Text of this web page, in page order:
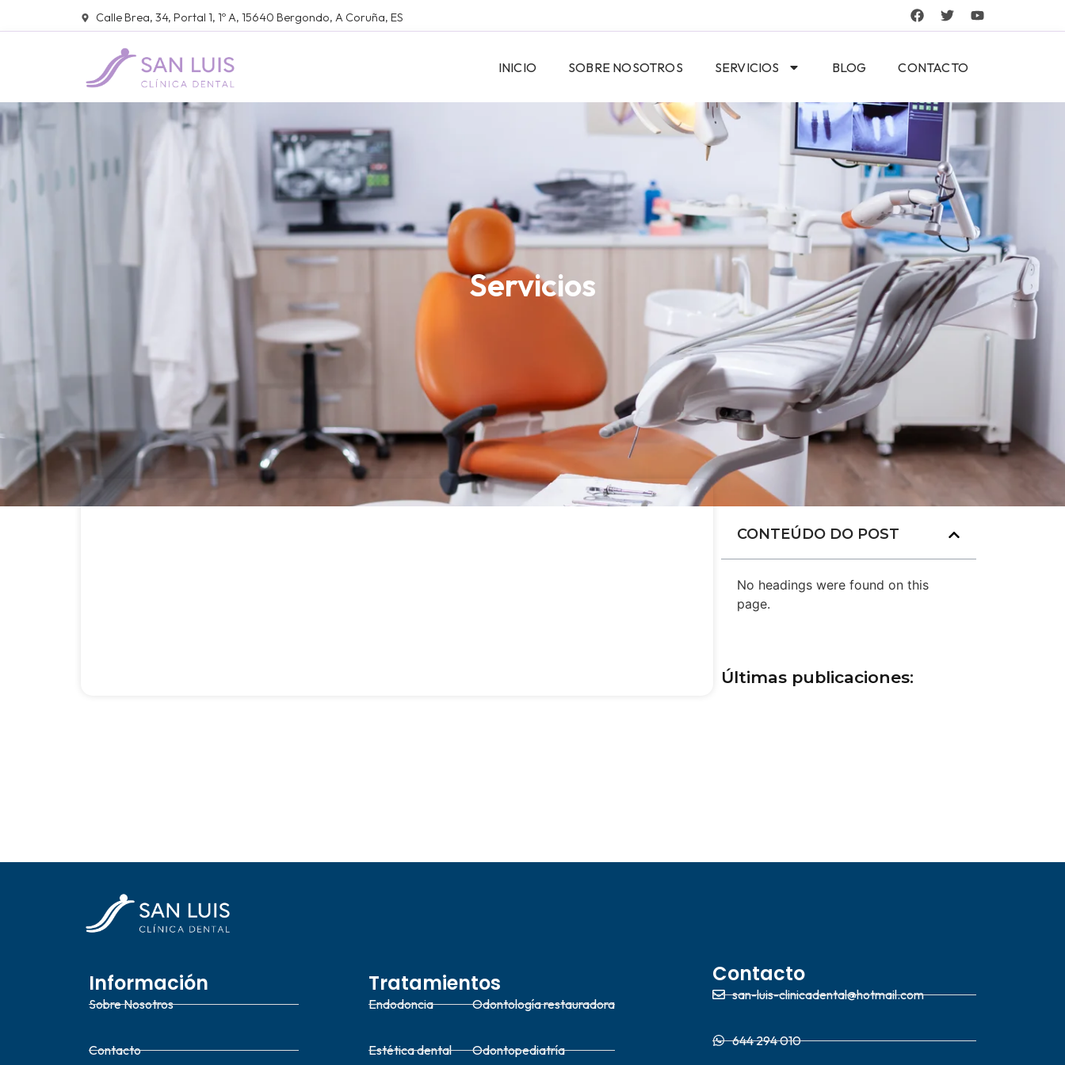
Calle Brea, 34, Portal 1, 1º A, 15640 Bergondo, A Coruña, ES
INICIO SOBRE NOSOTROS SERVICIOS BLOG CONTACTO
Servicios
CONTEÚDO DO POST
No headings were found on this
page.
Últimas publicaciones:
Información
Sobre Nosotros
Contacto
Tratamientos
Endodoncia
Estética dental
Odontología restauradora
Odontopediatría
Contacto
san-luis-clinicadental@hotmail.com
644 294 010